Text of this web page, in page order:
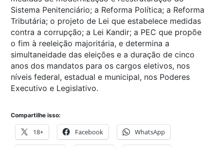
Sistema Penitenciário; a Reforma Política; a Reforma
Tributária; o projeto de Lei que estabelece medidas
contra a corrupção; a Lei Kandir; a PEC que propõe
o fim à reeleição majoritária, e determina a
simultaneidade das eleições e a duração de cinco
anos dos mandatos para os cargos eletivos, nos
níveis federal, estadual e municipal, nos Poderes
Executivo e Legislativo.
Compartilhe isso:
18+ Facebook WhatsApp